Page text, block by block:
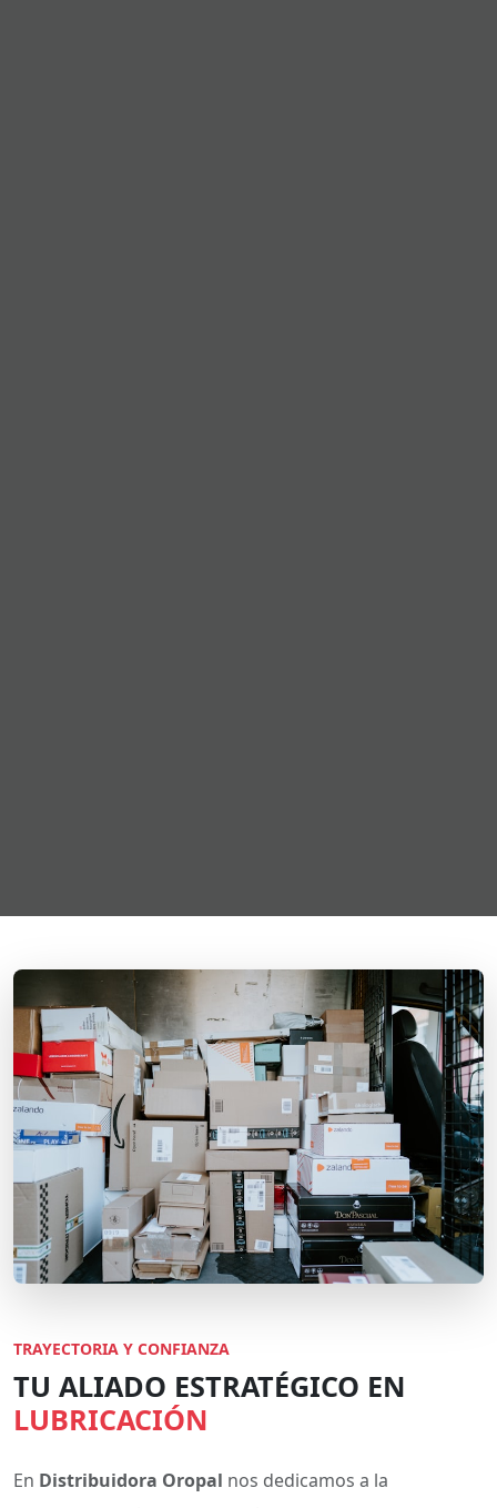
TRAYECTORIA Y CONFIANZA
TU ALIADO ESTRATÉGICO EN
LUBRICACIÓN
En Distribuidora Oropal nos dedicamos a la